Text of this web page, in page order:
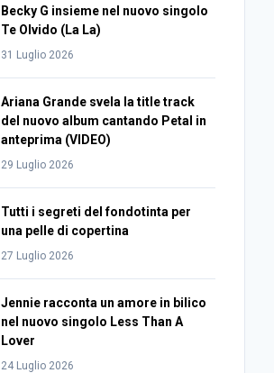
Becky G insieme nel nuovo singolo
Te Olvido (La La)
31 Luglio 2026
Ariana Grande svela la title track
del nuovo album cantando Petal in
anteprima (VIDEO)
29 Luglio 2026
Tutti i segreti del fondotinta per
una pelle di copertina
27 Luglio 2026
Jennie racconta un amore in bilico
nel nuovo singolo Less Than A
Lover
24 Luglio 2026